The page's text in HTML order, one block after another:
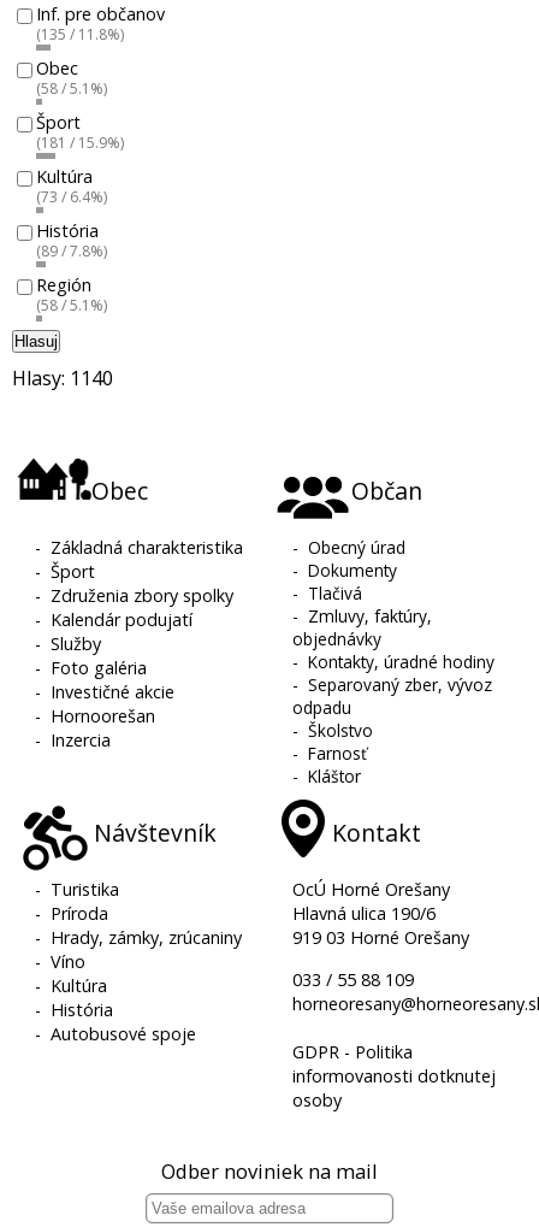
Inf. pre občanov
(135 / 11.8%)
Obec
(58 / 5.1%)
Šport
(181 / 15.9%)
Kultúra
(73 / 6.4%)
História
(89 / 7.8%)
Región
(58 / 5.1%)
Hlasuj
Hlasy: 1140
Obec
- Základná charakteristika
-Šport
- Združenia zbory spolky
- Kalendár podujatí
-Služby
- Foto galéria
- Investičné akcie
- Hornoorešan
- Inzercia
Občan
-Obecný úrad
-Dokumenty
- Tlačivá
- Zmluvy, faktúry,
objednávky
-Kontakty, úradné hodiny
-Separovaný zber, vývoz
odpadu
-Školstvo
-Farnosť
-Kláštor
Návštevník
- Turistika
- Príroda
- Hrady, zámky, zrúcaniny
-Víno
- Kultúra
- História
-Autobusové spoje
Kontakt
OcÚ Horné Orešany
Hlavná ulica 190/6
919 03 Horné Orešany
033 / 55 88 109
GDPR - Politika
informovanosti dotknutej
osoby
Odber noviniek na mail